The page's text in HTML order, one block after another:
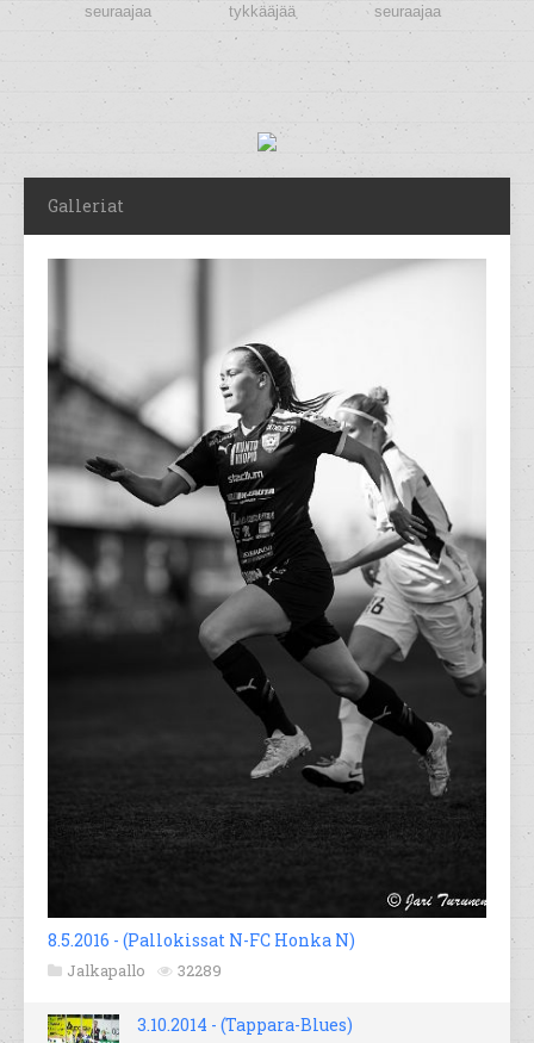
seuraajaa tykkääjää seuraajaa
Galleriat
8.5.2016 - (Pallokissat N-FC Honka N)
Jalkapallo 32289
3.10.2014 - (Tappara-Blues)